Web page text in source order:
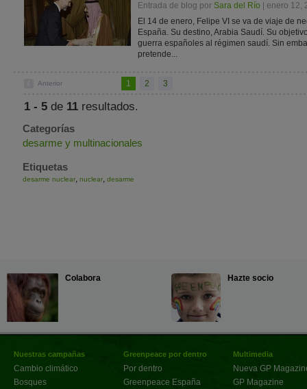
Entrada de blog por Sara del Río | enero 12,
El 14 de enero, Felipe VI se va de viaje de
España. Su destino, Arabia Saudí. Su
guerra españoles al régimen saudí. Sin
pretende...
Anterior 1 2 3
1 - 5 de 11 resultados.
Categorías
desarme y multinacionales
Etiquetas
desarme nuclear, nuclear, desarme
Colabora Hazte socio
Nuestras campañas
Cambio climático
Bosques
Greenpeace por dentro
Por dentro
Greenpeace España
Multimedia
Nueva GP
GP Magazine